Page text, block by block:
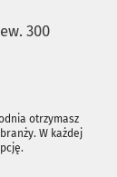
300
otrzymasz
W każdej